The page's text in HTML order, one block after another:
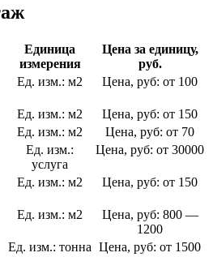
Единица
измерения
Цена за единицу,
руб.
Ед. изм.: м2 Цена, руб: от 100
Ед. изм.: м2 Цена, руб: от 150
Ед. изм.: м2 Цена, руб: от 70
Ед. изм.:
услуга
Цена, руб: от 30000
Ед. изм.: м2 Цена, руб: от 150
Ед. изм.: м2 Цена, руб: 800 —
1200
Ед. изм.: тонна Цена, руб: от 1500